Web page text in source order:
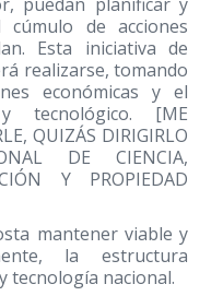
de acciones
Esta iniciativa de
realizarse, tomando
económicas y el
tecnológico. [ME
QUIZÁS DIRIGIRLO
DE CIENCIA,
Y PROPIEDAD
mantener viable y
la estructura
tecnología nacional.